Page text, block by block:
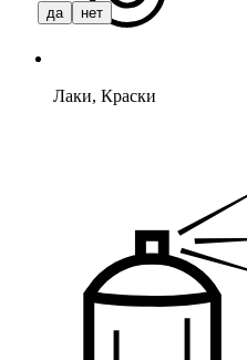
Лаки, Краски
да нет